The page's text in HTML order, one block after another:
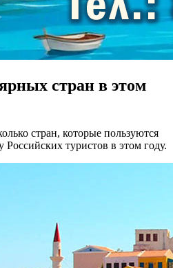
стран в этом
стран, которые пользуются
туристов в этом году.